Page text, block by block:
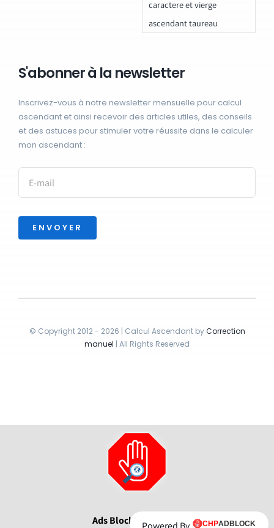
caractere et vierge
ascendant taureau
S'abonner à la newsletter
Inscrivez-vous à notre newsletter mensuelle pour calcul
ascendant et ainsi recevoir des articles utiles, des conseils
et des astuces pour stimuler votre réussite dans le calculer
mon ascendant :
ENVOYER
© Copyright 2012 - 2026 | Calcul Ascendant byCorrection
manuel | All Rights Reserved
Ads Blocker Detecté !